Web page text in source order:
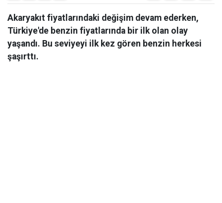
Akaryakıt fiyatlarındaki değişim devam ederken,
Türkiye'de benzin fiyatlarında bir ilk olan olay
yaşandı. Bu seviyeyi ilk kez gören benzin herkesi
şaşırttı.